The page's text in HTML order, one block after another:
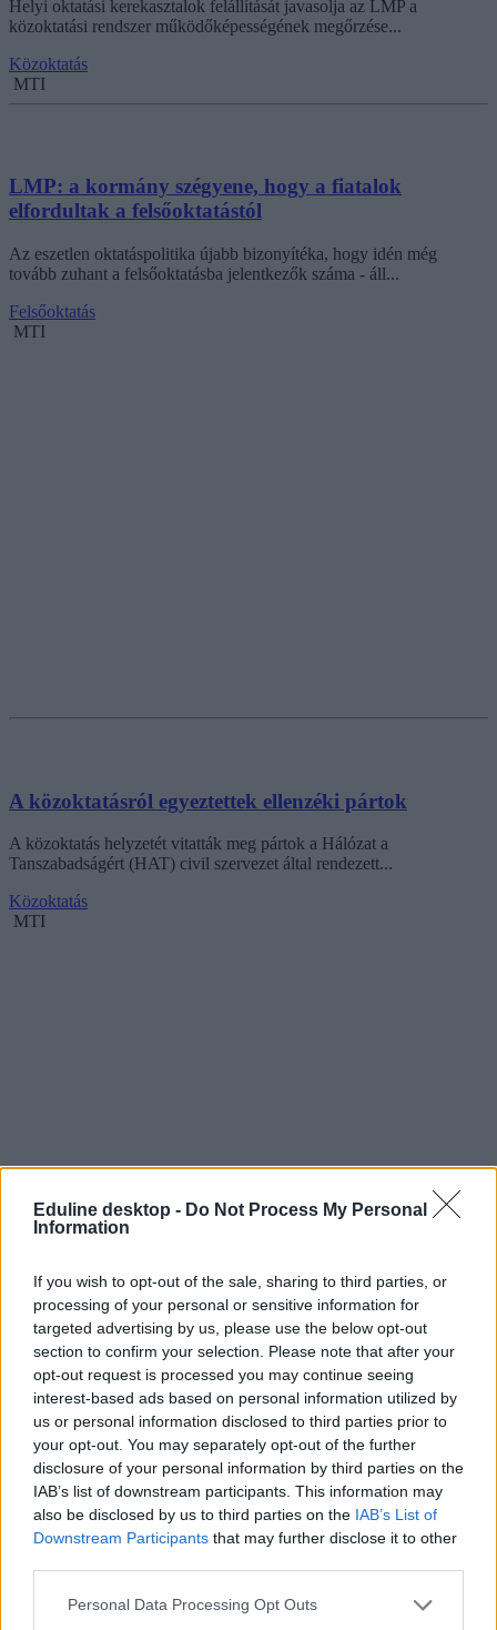
Eduline desktop - Do Not Process My Personal
Information
If you wish to opt-out of the sale, sharing to third parties, or
processing of your personal or sensitive information for
targeted advertising by us, please use the below opt-out
section to confirm your selection. Please note that after your
opt-out request is processed you may continue seeing
interest-based ads based on personal information utilized by
us or personal information disclosed to third parties prior to
your opt-out. You may separately opt-out of the further
disclosure of your personal information by third parties on the
IAB’s list of downstream participants. This information may
also be disclosed by us to third parties on the IAB’s List of
Downstream Participants that may further disclose it to other
Personal Data Processing Opt Outs
Helyi oktatási kerekasztalok felállítását javasolja az LMP a
közoktatási rendszer működőképességének megőrzése...
Közoktatás
MTI
LMP: a kormány szégyene, hogy a fiatalok
elfordultak a felsőoktatástól
Az eszetlen oktatáspolitika újabb bizonyítéka, hogy idén még
tovább zuhant a felsőoktatásba jelentkezők száma - áll...
Felsőoktatás
MTI
A közoktatásról egyeztettek ellenzéki pártok
A közoktatás helyzetét vitatták meg pártok a Hálózat a
Tanszabadságért (HAT) civil szervezet által rendezett...
Közoktatás
MTI
LMP: túl későn jöttek rá, hogy törvényellenes volt a
keretszámok megvágása
Mindenképpen orvosolni kell a felsőoktatási keretszámokkal
kapcsolatos problémát, de az idei évre már késő lehet...
Érettségi-felvételi
MTI